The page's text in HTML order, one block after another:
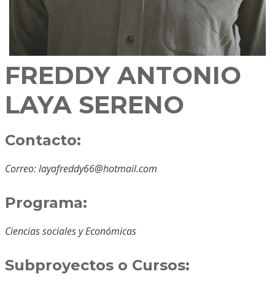
FREDDY ANTONIO
LAYA SERENO
Contacto:
Correo: layafreddy66@hotmail.com
Programa:
Ciencias sociales y Económicas
Subproyectos o Cursos: